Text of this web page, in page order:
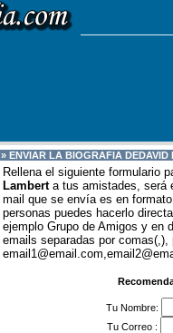
» ENVIAR LA BIOGRAFIA DEDAVID
Rellena el siguiente formulario
Lamberta tus amistades, será
mail que se envía es en
personas puedes hacerlo
ejemplo Grupo de Amigos y en
emails separadas por comas(,),
Tu Nombre:
Tu Correo :